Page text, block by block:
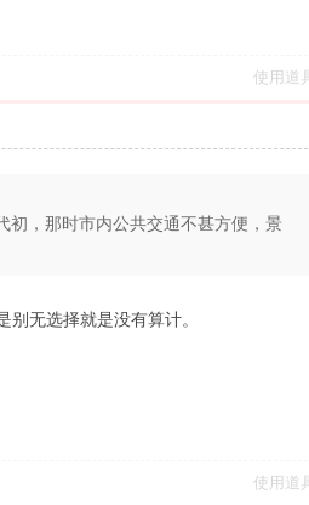
使用道具
初，那时市内公共交通不甚方便，景
无选择就是没有算计。
使用道具